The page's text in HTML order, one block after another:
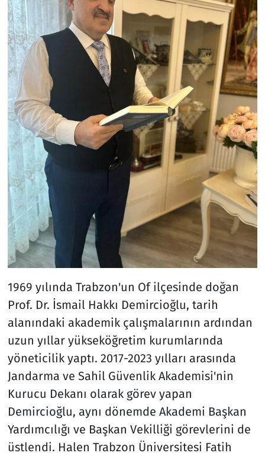
1969 yılında Trabzon'un Of ilçesinde doğan
Prof. Dr. İsmail Hakkı Demircioğlu, tarih
alanındaki akademik çalışmalarının ardından
uzun yıllar yükseköğretim kurumlarında
yöneticilik yaptı. 2017-2023 yılları arasında
Jandarma ve Sahil Güvenlik Akademisi'nin
Kurucu Dekanı olarak görev yapan
Demircioğlu, aynı dönemde Akademi Başkan
Yardımcılığı ve Başkan Vekilliği görevlerini de
üstlendi. Halen Trabzon Üniversitesi Fatih